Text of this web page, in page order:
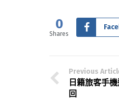
0
Shares
Previous
日籍旅客手
回